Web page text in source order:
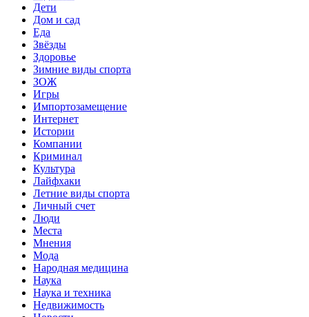
Дети
Дом и сад
Еда
Звёзды
Здоровье
Зимние виды спорта
ЗОЖ
Игры
Импортозамещение
Интернет
Истории
Компании
Криминал
Культура
Лайфхаки
Летние виды спорта
Личный счет
Люди
Места
Мнения
Мода
Народная медицина
Наука
Наука и техника
Недвижимость